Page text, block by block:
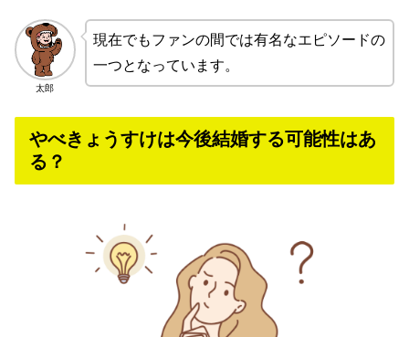
太郎
現在でもファンの間では有名なエピソードの
一つとなっています。
やべきょうすけは今後結婚する可能性はあ
る？